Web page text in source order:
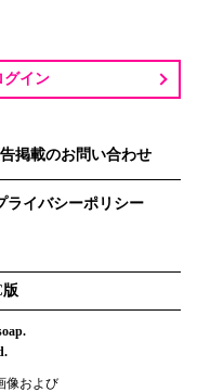
グイン
掲載のお問い合わせ
ライバシーポリシー
版
像および